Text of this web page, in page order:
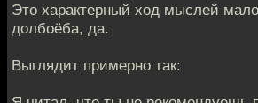
Это характерный ход мыслей
долбоёба, да.
Выглядит примерно так: